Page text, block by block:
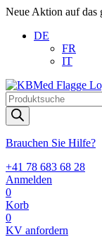
Neue Aktion auf das
DE
FR
IT
Products
search
Brauchen Sie Hilfe?
+41 78 683 68 28
Anmelden
0
Korb
0
KV anfordern